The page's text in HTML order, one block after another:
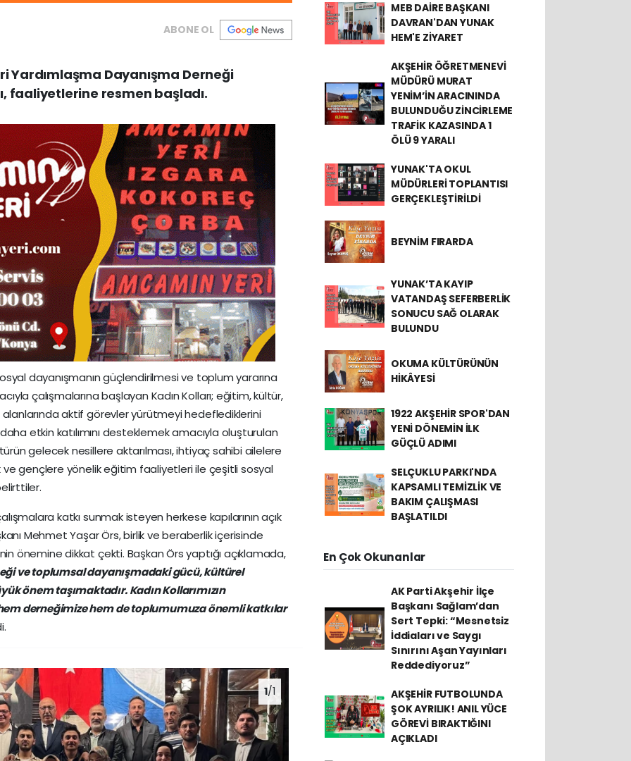
ABONE OL
Yardımlaşma Dayanışma Derneği
faaliyetlerine resmen başladı.
dayanışmanın güçlendirilmesi ve toplum yararına
çalışmalarına başlayan Kadın Kolları; eğitim, kültür,
aktif görevler yürütmeyi hedeflediklerini
etkin katılımını desteklemek amacıyla oluşturulan
gelecek nesillere aktarılması, ihtiyaç sahibi ailelere
ve gençlere yönelik eğitim faaliyetleri ile çeşitli sosyal
katkı sunmak isteyen herkese kapılarının açık
Mehmet Yaşar Örs, birlik ve beraberlik içerisinde
önemine dikkat çekti. Başkan Örs yaptığı açıklamada,
ve toplumsal dayanışmadaki gücü, kültürel
önem taşımaktadır. Kadın Kollarımızın
derneğimize hem de toplumumuza önemli katkılar
1/1
MEB DAİRE BAŞKANI
DAVRAN'DAN YUNAK
HEM'E ZİYARET
AKŞEHİR ÖĞRETMENEVİ
MÜDÜRÜ MURAT
YENİM’İN ARACININDA
BULUNDUĞU ZİNCİRLEME
TRAFİK KAZASINDA 1
ÖLÜ 9 YARALI
YUNAK'TA OKUL
MÜDÜRLERİ TOPLANTISI
GERÇEKLEŞTİRİLDİ
BEYNİM FIRARDA
YUNAK’TA KAYIP
VATANDAŞ SEFERBERLİK
SONUCU SAĞ OLARAK
BULUNDU
OKUMA KÜLTÜRÜNÜN
HİKÂYESİ
1922 AKŞEHİR SPOR'DAN
YENİ DÖNEMİN İLK
GÜÇLÜ ADIMI
SELÇUKLU PARKI'NDA
KAPSAMLI TEMİZLİK VE
BAKIM ÇALIŞMASI
BAŞLATILDI
En Çok Okunanlar
AK Parti Akşehir İlçe
Başkanı Sağlam’dan
Sert Tepki: “Mesnetsiz
İddiaları ve Saygı
Sınırını Aşan Yayınları
Reddediyoruz”
AKŞEHİR FUTBOLUNDA
ŞOK AYRILIK! ANIL YÜCE
GÖREVİ BIRAKTIĞINI
AÇIKLADI